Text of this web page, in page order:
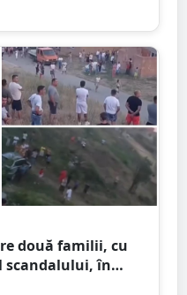
două familii, cu
scandalului, în
la fața locului